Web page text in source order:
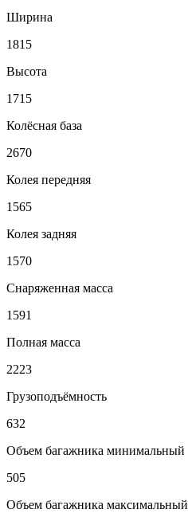
Ширина
1815
Высота
1715
Колёсная база
2670
Колея передняя
1565
Колея задняя
1570
Снаряженная масса
1591
Полная масса
2223
Грузоподъёмность
632
Объем багажника минимальный
505
Объем багажника максимальный